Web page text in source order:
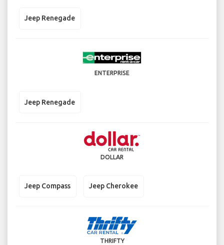
Jeep Renegade
ENTERPRISE
Jeep Renegade
DOLLAR
Jeep Compass Jeep Cherokee
THRIFTY